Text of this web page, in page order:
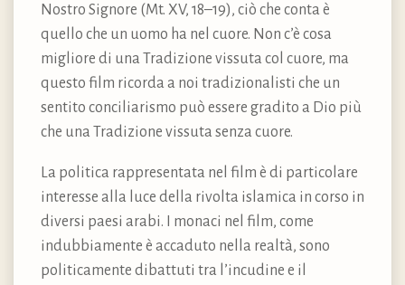
Nostro Signore (Mt. XV, 18–19), ciò che conta è
quello che un uomo ha nel cuore. Non c’è cosa
migliore di una Tradizione vissuta col cuore, ma
questo film ricorda a noi tradizionalisti che un
sentito conciliarismo può essere gradito a Dio più
che una Tradizione vissuta senza cuore.
La politica rappresentata nel film è di particolare
interesse alla luce della rivolta islamica in corso in
diversi paesi arabi. I monaci nel film, come
indubbiamente è accaduto nella realtà, sono
politicamente dibattuti tra l’incudine e il